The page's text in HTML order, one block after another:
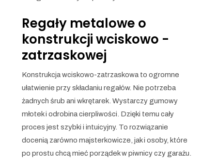
Regały metalowe o
konstrukcji wciskowo -
zatrzaskowej
Konstrukcja wciskowo-zatrzaskowa to ogromne
ułatwienie przy składaniu regałów. Nie potrzeba
żadnych śrub ani wkrętarek. Wystarczy gumowy
młotek i odrobina cierpliwości. Dzięki temu cały
proces jest szybki i intuicyjny. To rozwiązanie
docenią zarówno majsterkowicze, jak i osoby, które
po prostu chcą mieć porządek w piwnicy czy garażu.